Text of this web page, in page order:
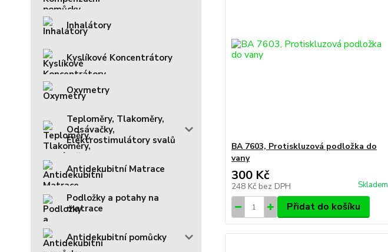
Inhalátory
Kyslíkové Koncentrátory
Oxymetry
Teploměry, Tlakoměry,
Odsávačky,
Elektrostimulátory svalů
Antidekubitní Matrace
Podložky a potahy na
matrace
Antidekubitní pomůcky
BA 7603, Protiskluzová podložka do
vany
300 Kč
248 Kč bez DPH Skladem
Přidat do košíku